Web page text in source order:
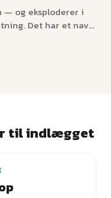
— og eksploderer i
Det har et navn:
og den 30-
til indlægget
+1 varianter